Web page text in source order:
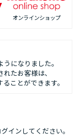
オンラインショップ
になりました。
たお客様は、
ことができます。
インしてください。